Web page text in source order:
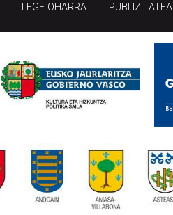
LEGE OHARRA PUBLIZITATEA